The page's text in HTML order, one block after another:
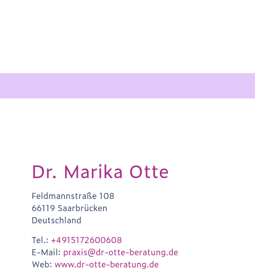
Dr. Marika Otte
Feldmannstraße 108
66119 Saarbrücken
Deutschland
Tel.: +4915172600608
E-Mail: praxis@dr-otte-beratung.de
Web:www.dr-otte-beratung.de